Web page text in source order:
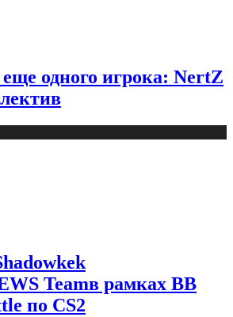
одного игрока: NertZ
Teamв рамках BB
по CS2